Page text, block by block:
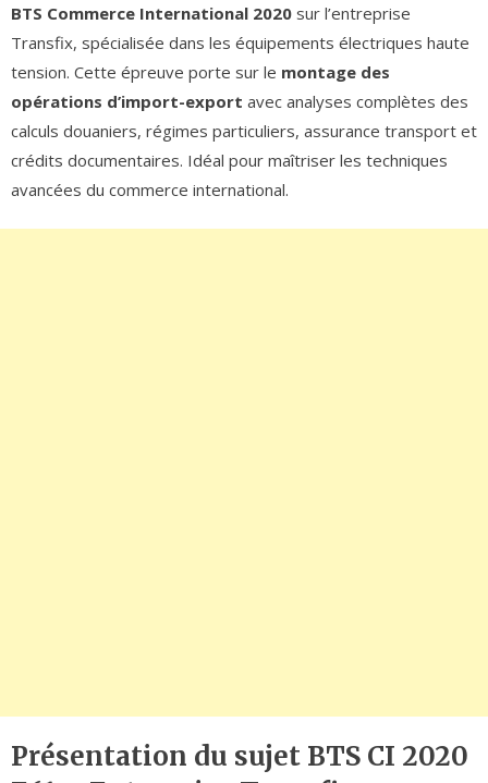
BTS Commerce International 2020 sur l’entreprise
Transfix, spécialisée dans les équipements électriques haute
tension. Cette épreuve porte sur le montage des
opérations d’import-export avec analyses complètes des
calculs douaniers, régimes particuliers, assurance transport et
crédits documentaires. Idéal pour maîtriser les techniques
avancées du commerce international.
Présentation du sujet BTS CI 2020